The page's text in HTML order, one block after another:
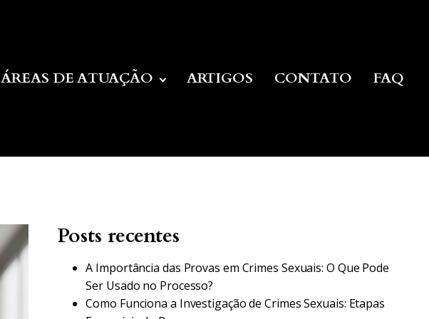
ÁREAS DE ATUAÇÃO ARTIGOS CONTATO FAQ
Posts recentes
A Importância das Provas em Crimes Sexuais: O Que Pode
Ser Usado no Processo?
Como Funciona a Investigação de Crimes Sexuais: Etapas